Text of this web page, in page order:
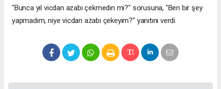
"Bunca yıl vicdan azabı çekmedin mi?" sorusuna, "Ben bir şey
yapmadım, niye vicdan azabı çekeyim?" yanıtını verdi.